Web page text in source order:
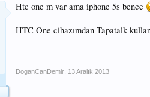
Htc one m var ama iphone 5s bence
HTC One cihazımdan Tapatalk
DoganCanDemir 13 Aralık 2013